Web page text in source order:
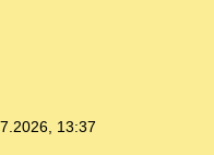
13:37